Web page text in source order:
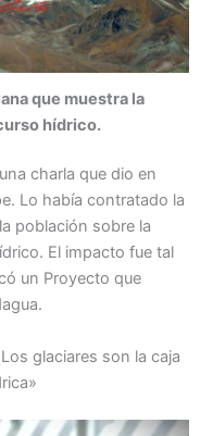
que muestra la
hídrico.
charla que dio en
Lo había contratado la
población sobre la
El impacto fue tal
un Proyecto que
glaciares son la caja